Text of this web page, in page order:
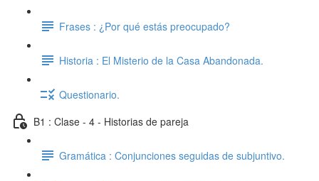
Frases : ¿Por qué estás preocupado?
Historia : El Misterio de la Casa Abandonada.
Questionario.
B1 : Clase - 4 - Historias de pareja
Gramática : Conjunciones seguidas de subjuntivo.